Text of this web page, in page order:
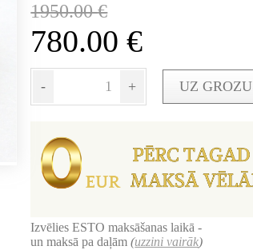
1950.00€
780.00€
- + UZ GROZU
Izvēlies ESTO maksāšanas laikā -
un maksā pa daļām(uzzini vairāk)